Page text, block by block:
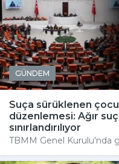
GÜNDEM
Suça sürüklenen
düzenlemesi: Ağır
sınırlandırılıyor
TBMM Genel Kurulu'nda